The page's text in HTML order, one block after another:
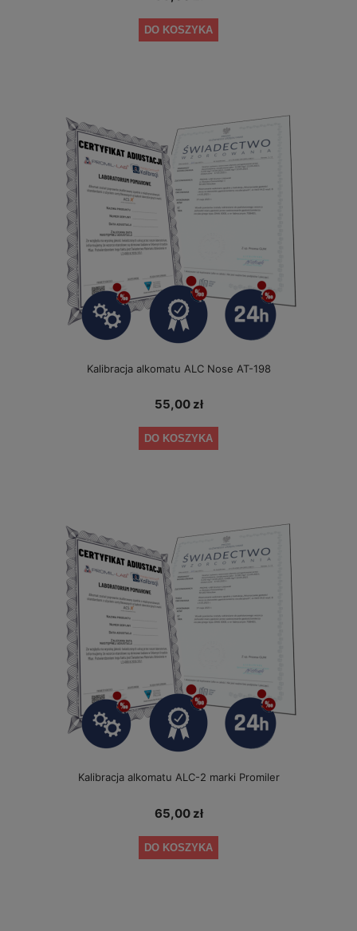
DO KOSZYKA
Kalibracja alkomatu ALC Nose AT-198
55,00 zł
DO KOSZYKA
Kalibracja alkomatu ALC-2 marki Promiler
65,00 zł
DO KOSZYKA